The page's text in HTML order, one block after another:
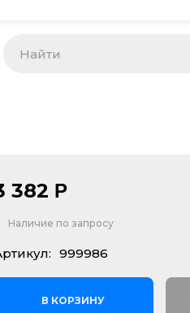
382 Р
Наличие по запросу
999986
В КОРЗИНУ